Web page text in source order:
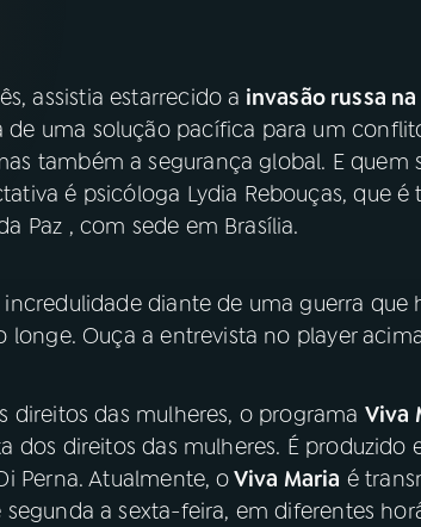
assistia estarrecido a invasão russa
de uma solução pacífica para um
também a segurança global. E quem
é psicóloga Lydia Rebouças, que
Paz , com sede em Brasília.
diante de uma guerra que
longe. Ouça a entrevista no player
direitos das mulheres, o programa Viva
dos direitos das mulheres. É produzido
Perna. Atualmente, oViva Maria é
a sexta-feira, em diferentes